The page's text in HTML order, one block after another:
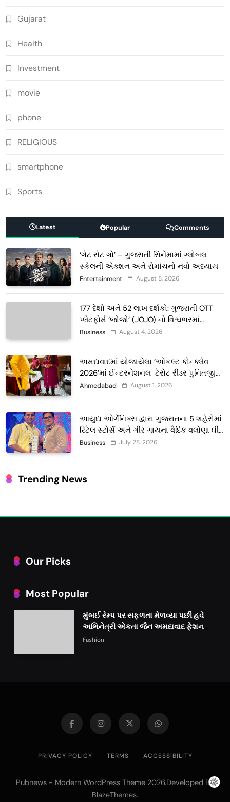
Gujarat
Health
Investment
movie
phone
RELIGIOUS
smartphone
Sports
Latest Popular Comments
‘ગેટ સેટ ગો’ – ગુજરાતી સિનેમામાં ગ્લોબલ
સ્કેલની એક્શન અને રોમાંચનો નવો અધ્યાય
Entertainment August 8, 2026
177 દેશો અને 52 લાખ દર્શકો: ગુજરાતી OTT
પ્લેટફોર્મ ‘જોજો’ (JOJO) નો વિશ્વભરમાં
દબદબો
Business August 4, 2026
અમદાવાદમાં યોજાયેલા ‘ઓકલ્ટ કોન્ક્લેવ
2026’માં ઈન્ટરનેશનલ ટેરોટ રીડર પુનિતજી
લુલ્લા એ ટેરોટ કાર્ડ રીડિંગ અંગે માહિતી આપી
Ahmedabad August 1, 2026
આયુદા ઓર્ગેનિક્સ દ્વારા ગુજરાતના 5 શહેરોમાં
રિટેલ સ્ટોર્સ અને ગીર ગાયના વૈદિક વલોણા ઘી-
દૂધની શુદ્ધ સેવાઓ સાથે વ્યાપક વિસ્તરણ
Business July 28, 2026
Trending News
Our Picks
Most Popular
મુંબઈ રેમ્પ પર સફળતા મેળવ્યા પછી હવે
અભિનેત્રી એકતા જૈન અમદાવાદ ફેશન
વીકમાં પોતાની પ્રતિભા પ્રદર્શિત કરશે
Fashion
PRIVACY POLICY TERMS ACCESSIBILITY
Pubnews - Modern WordPress Theme 2026.Developed By
BlazeThemes.